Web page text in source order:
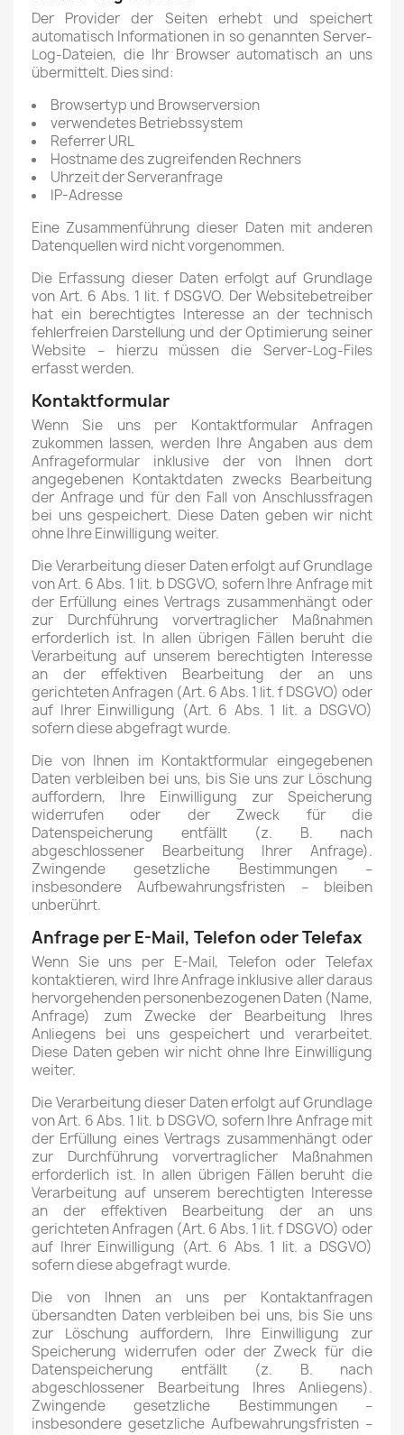
Der Provider der Seiten erhebt und speichert
automatisch Informationen in so genannten Server-
Log-Dateien, die Ihr Browser automatisch an uns
übermittelt. Dies sind:
Browsertyp und Browserversion
verwendetes Betriebssystem
Referrer URL
Hostname des zugreifenden Rechners
Uhrzeit der Serveranfrage
IP-Adresse
Eine Zusammenführung dieser Daten mit anderen
Datenquellen wird nicht vorgenommen.
Die Erfassung dieser Daten erfolgt auf Grundlage
von Art. 6 Abs. 1 lit. f DSGVO. Der Websitebetreiber
hat ein berechtigtes Interesse an der technisch
fehlerfreien Darstellung und der Optimierung seiner
Website – hierzu müssen die Server-Log-Files
erfasst werden.
Kontaktformular
Wenn Sie uns per Kontaktformular Anfragen
zukommen lassen, werden Ihre Angaben aus dem
Anfrageformular inklusive der von Ihnen dort
angegebenen Kontaktdaten zwecks Bearbeitung
der Anfrage und für den Fall von Anschlussfragen
bei uns gespeichert. Diese Daten geben wir nicht
ohne Ihre Einwilligung weiter.
Die Verarbeitung dieser Daten erfolgt auf Grundlage
von Art. 6 Abs. 1 lit. b DSGVO, sofern Ihre Anfrage mit
der Erfüllung eines Vertrags zusammenhängt oder
zur Durchführung vorvertraglicher Maßnahmen
erforderlich ist. In allen übrigen Fällen beruht die
Verarbeitung auf unserem berechtigten Interesse
an der effektiven Bearbeitung der an uns
gerichteten Anfragen (Art. 6 Abs. 1 lit. f DSGVO) oder
auf Ihrer Einwilligung (Art. 6 Abs. 1 lit. a DSGVO)
sofern diese abgefragt wurde.
Die von Ihnen im Kontaktformular eingegebenen
Daten verbleiben bei uns, bis Sie uns zur Löschung
auffordern, Ihre Einwilligung zur Speicherung
widerrufen oder der Zweck für die
Datenspeicherung entfällt (z. B. nach
abgeschlossener Bearbeitung Ihrer Anfrage).
Zwingende gesetzliche Bestimmungen –
insbesondere Aufbewahrungsfristen – bleiben
unberührt.
Anfrage per E-Mail, Telefon oder Telefax
Wenn Sie uns per E-Mail, Telefon oder Telefax
kontaktieren, wird Ihre Anfrage inklusive aller daraus
hervorgehenden personenbezogenen Daten (Name,
Anfrage) zum Zwecke der Bearbeitung Ihres
Anliegens bei uns gespeichert und verarbeitet.
Diese Daten geben wir nicht ohne Ihre Einwilligung
weiter.
Die Verarbeitung dieser Daten erfolgt auf Grundlage
von Art. 6 Abs. 1 lit. b DSGVO, sofern Ihre Anfrage mit
der Erfüllung eines Vertrags zusammenhängt oder
zur Durchführung vorvertraglicher Maßnahmen
erforderlich ist. In allen übrigen Fällen beruht die
Verarbeitung auf unserem berechtigten Interesse
an der effektiven Bearbeitung der an uns
gerichteten Anfragen (Art. 6 Abs. 1 lit. f DSGVO) oder
auf Ihrer Einwilligung (Art. 6 Abs. 1 lit. a DSGVO)
sofern diese abgefragt wurde.
Die von Ihnen an uns per Kontaktanfragen
übersandten Daten verbleiben bei uns, bis Sie uns
zur Löschung auffordern, Ihre Einwilligung zur
Speicherung widerrufen oder der Zweck für die
Datenspeicherung entfällt (z. B. nach
abgeschlossener Bearbeitung Ihres Anliegens).
Zwingende gesetzliche Bestimmungen –
insbesondere gesetzliche Aufbewahrungsfristen –